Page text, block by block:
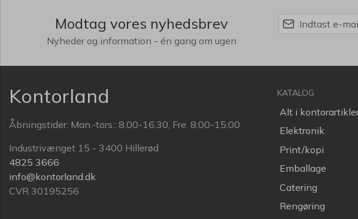
Modtag vores nyhedsbrev
Nyheder og information - én gang om ugen
Kontorland
Åbningstider: Man.-tors.: 8.00-16.30, Fre. 8:00-15:00
Industrivænget 15 - 3400 Hillerød
4825 3666
info@kontorland.dk
CVR 30195256
KATALOG
Alt i
Elektronik
Print/kopi
Emballage
Catering
Rengøring